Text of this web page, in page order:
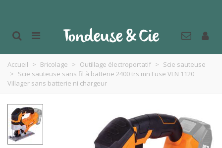
Accueil > Bricolage > Outillage électroportatif > Scie sauteuse
> Scie sauteuse sans fil à batterie 2400 trs mn Fuse VLN 1120
Villager sans batterie ni chargeur